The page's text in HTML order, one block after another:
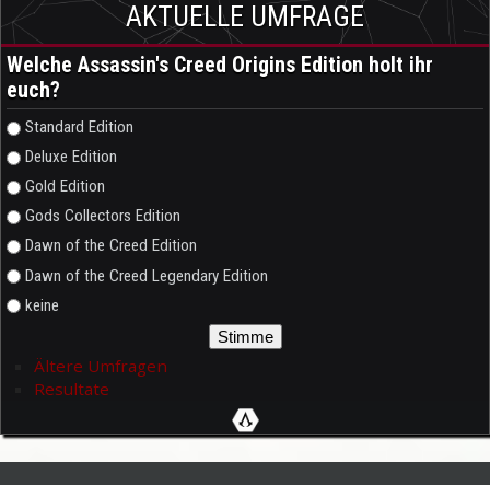
AKTUELLE UMFRAGE
Welche Assassin's Creed Origins Edition holt ihr
euch?
Auswahlmöglichkeiten
Standard Edition
Deluxe Edition
Gold Edition
Gods Collectors Edition
Dawn of the Creed Edition
Dawn of the Creed Legendary Edition
keine
Ältere Umfragen
Resultate